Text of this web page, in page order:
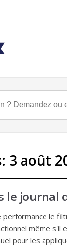
3 août
le journal
performance le
même s'il
pour les